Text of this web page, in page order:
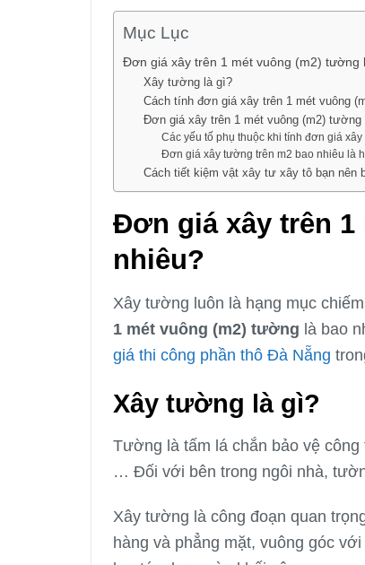
Mục Lục
Đơn giá xây trên 1 mét vuông (m2) tường
Xây tường là gì?
Cách tính đơn giá xây trên 1 mét vuông
Đơn giá xây trên 1 mét vuông (m2) tường
Các yếu tố phụ thuộc khi tính đơn giá
Đơn giá xây tường trên m2 bao nhiêu là
Cách tiết kiệm vật xây tư xây tô bạn nên
Đơn giá xây trên 1
nhiêu?
Xây tường luôn là hạng mục
1 mét vuông (m2) tường là bao
giá thi công phần thô Đà Nẵng
Xây tường là gì?
Tường là tấm lá chắn bảo vệ
… Đối với bên trong ngôi nhà,
Xây tường là công đoạn quan
hàng và phẳng mặt, vuông góc